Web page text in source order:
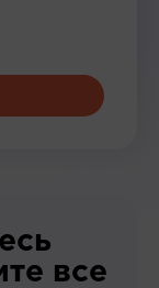
все